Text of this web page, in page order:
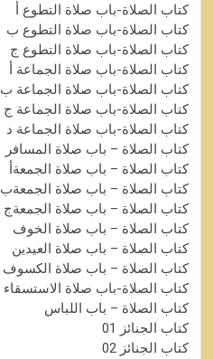
كتاب الصلاة-باب صلاة التطوع أ
كتاب الصلاة-باب صلاة التطوع ب
كتاب الصلاة-باب صلاة التطوع ج
كتاب الصلاة-باب صلاة الجماعة أ
كتاب الصلاة-باب صلاة الجماعة ب
كتاب الصلاة-باب صلاة الجماعة ج
كتاب الصلاة-باب صلاة الجماعة د
كتاب الصلاة – باب صلاة المسافر
كتاب الصلاة – باب صلاة الجمعةأ
كتاب الصلاة – باب صلاة الجمعةب
كتاب الصلاة – باب صلاة الجمعةج
كتاب الصلاة – باب صلاة الخوف
كتاب الصلاة – باب صلاة العيدين
كتاب الصلاة – باب صلاة الكسوف
كتاب الصلاة-باب صلاة الاستسقاء
كتاب الصلاة – باب اللباس
كتاب الجنائز 01
كتاب الجنائز 02